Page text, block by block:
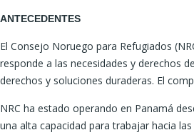
ANTECEDENTES
El Consejo Noruego para Refugiados
responde a las necesidades y derechos
derechos y soluciones duraderas. El
NRC ha estado operando en Panamá
una alta capacidad para trabajar hacia